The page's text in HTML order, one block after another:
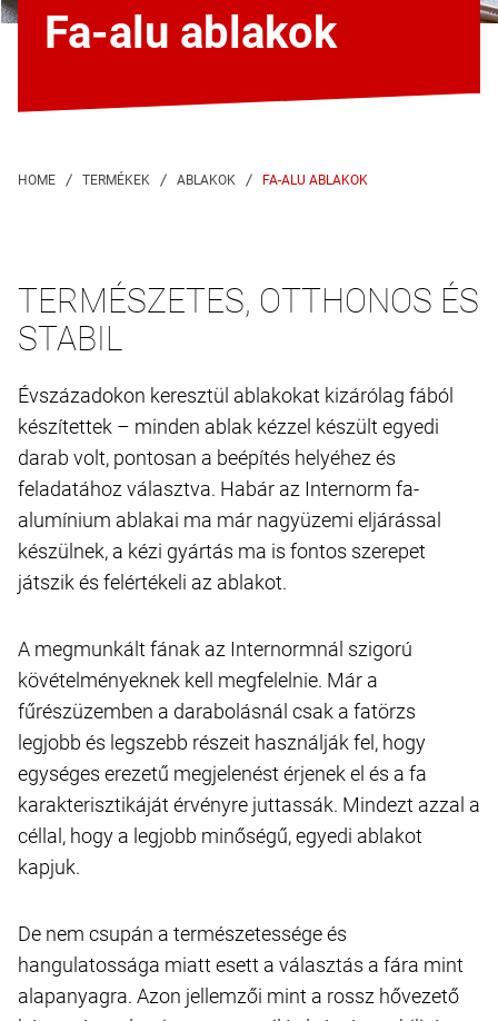
Fa-​alu ablakok
FA-​ALU ABLAKOK
TERMÉSZETES, OTTHONOS ÉS
STABIL
Évszázadokon keresztül ablakokat kizárólag fából
készítettek – minden ablak kézzel készült egyedi
darab volt, pontosan a beépítés helyéhez és
feladatához választva. Habár az Internorm fa-
alumínium ablakai ma már nagyüzemi eljárással
készülnek, a kézi gyártás ma is fontos szerepet
játszik és felértékeli az ablakot.
A megmunkált fának az Internormnál szigorú
kövételményeknek kell megfelelnie. Már a
fűrészüzemben a darabolásnál csak a fatörzs
legjobb és legszebb részeit használják fel, hogy
egységes erezetű megjelenést érjenek el és a fa
karakterisztikáját érvényre juttassák. Mindezt azzal a
céllal, hogy a legjobb minőségű, egyedi ablakot
kapjuk.
De nem csupán a természetessége és
hangulatossága miatt esett a választás a fára mint
alapanyagra. Azon jellemzői mint a rossz hővezető